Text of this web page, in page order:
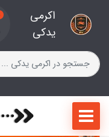
اکرمی
یدکی